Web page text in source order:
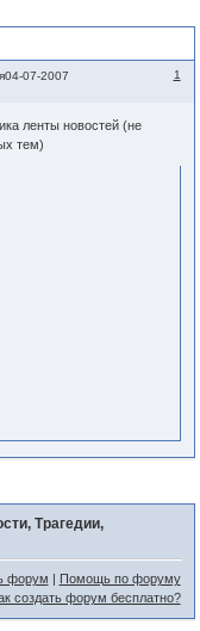
1
04-07-2007
ленты новостей (не
тем)
Трагедии,
форум | Помощь по форуму